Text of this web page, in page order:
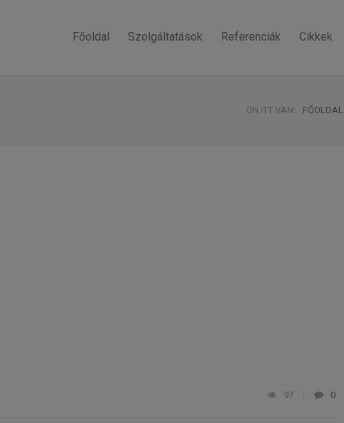
Főoldal Szolgáltatások Referenciák Cikkek
ÖN ITT VAN: FŐOLDAL
97 0